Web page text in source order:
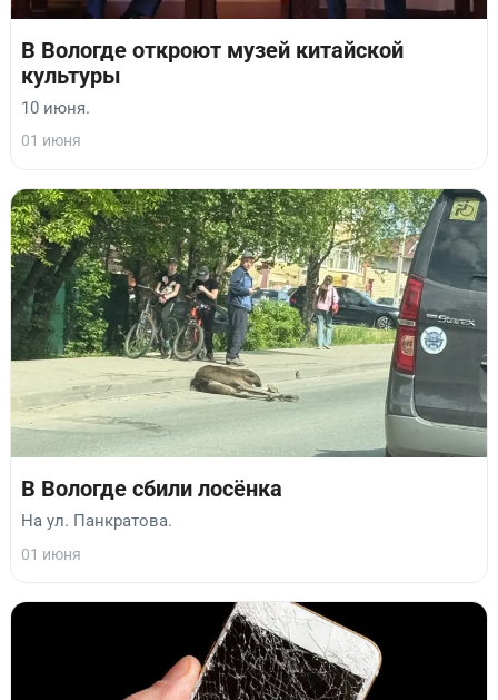
В Вологде откроют музей китайской
культуры
10 июня.
01 июня
В Вологде сбили лосёнка
На ул. Панкратова.
01 июня